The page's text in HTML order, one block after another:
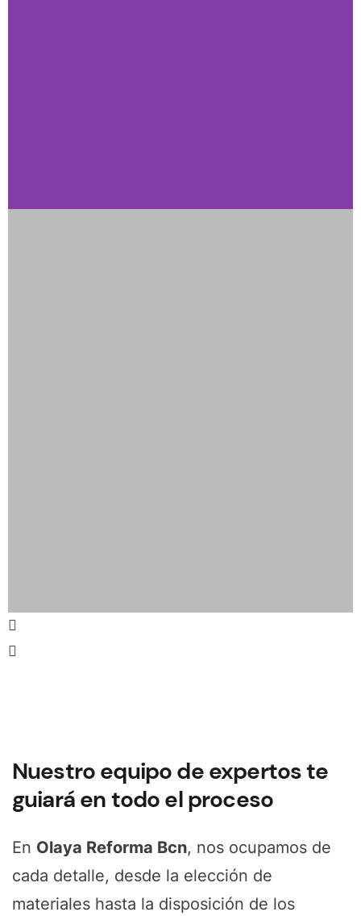
Nuestro equipo de expertos te
guiará en todo el proceso
En Olaya Reforma Bcn, nos ocupamos de
cada detalle, desde la elección de
materiales hasta la disposición de los